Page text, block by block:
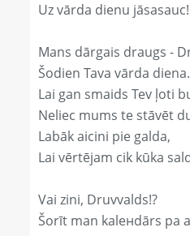
Uz vārda dienu jāsasauc!
Mans dārgais draugs -
Šodien Tava vārda diena.
Lai gan smaids Tev ļoti
Neliec mums te stāvēt
Labāk aicini pie galda,
Lai vērtējam cik kūka
Vai zini, Druvvalds!?
Šorīt man kaleнdārs pa